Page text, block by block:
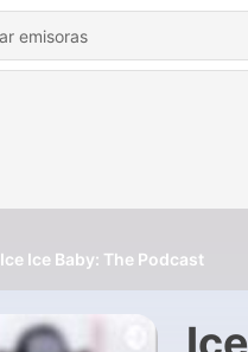
Ice Ice Baby: The Podcast